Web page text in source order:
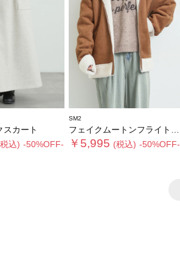
スカート
込) -50%OFF-
SM2
フェイクムートンフライトジャケット
￥5,995 (税込) -50%OFF-